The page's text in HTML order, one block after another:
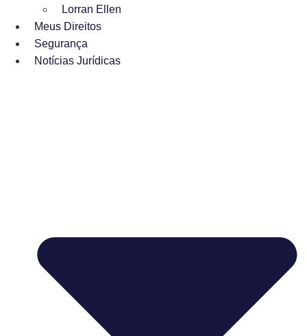
Lorran Ellen
Meus Direitos
Segurança
Notícias Jurídicas